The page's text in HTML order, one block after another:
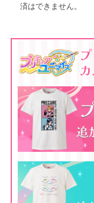
済はできません。